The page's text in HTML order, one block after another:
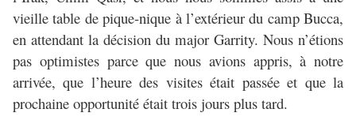
vieille table de pique-nique à l’extérieur du camp Bucca,
en attendant la décision du major Garrity. Nous n’étions
pas optimistes parce que nous avions appris, à notre
arrivée, que l’heure des visites était passée et que la
prochaine opportunité était trois jours plus tard.